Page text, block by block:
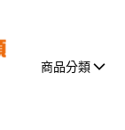
商品分類